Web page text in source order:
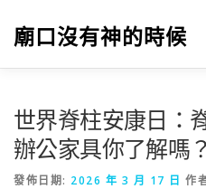
廟口沒有神的時候
世界脊柱安康日：
辦公家具你了解嗎？
發佈日期: 2026 年 3 月 17 日 作